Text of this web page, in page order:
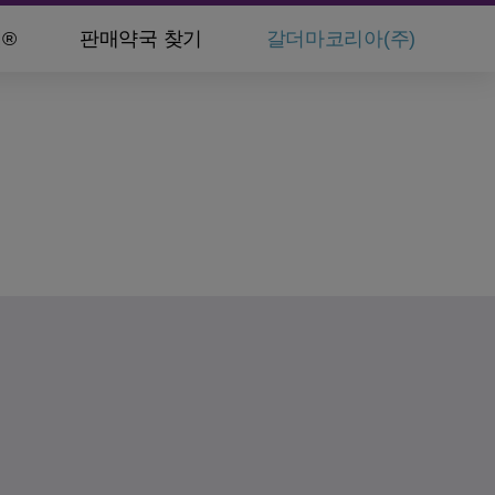
® 판매약국 찾기 갈더마코리아(주)